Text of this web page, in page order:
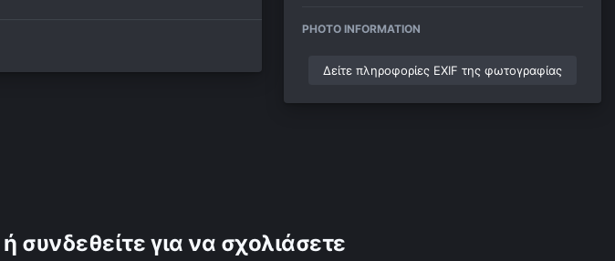
PHOTO INFORMATION
Δείτε πληροφορίες EXIF της φωτογραφίας
συνδεθείτε για να σχολιάσετε